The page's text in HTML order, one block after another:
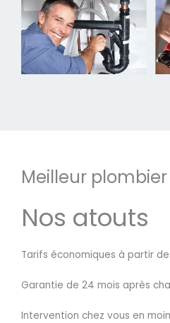
Meilleur plombier
Nos atouts
Tarifs économiques à partir
Garantie de 24 mois après
Intervention chez vous en